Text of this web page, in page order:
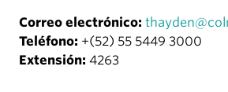
Correo electrónico:
Teléfono: +(52) 55 5449 3000
Extensión: 4263